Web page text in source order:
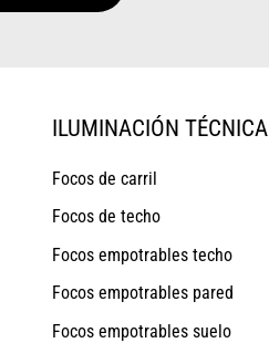
ILUMINACIÓN TÉCNICA
Focos de carril
Focos de techo
Focos empotrables techo
Focos empotrables pared
Focos empotrables suelo